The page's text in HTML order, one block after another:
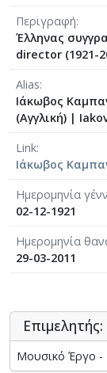
Περιγραφή
Έλληνας
director (1921-
Alias
Ιάκωβος
(Αγγλική) |
Link
Ιάκωβος
Ημερομηνία
02-12-1921
Ημερομηνία
29-03-2011
Επιμελητής:
Μουσικό Έργο -